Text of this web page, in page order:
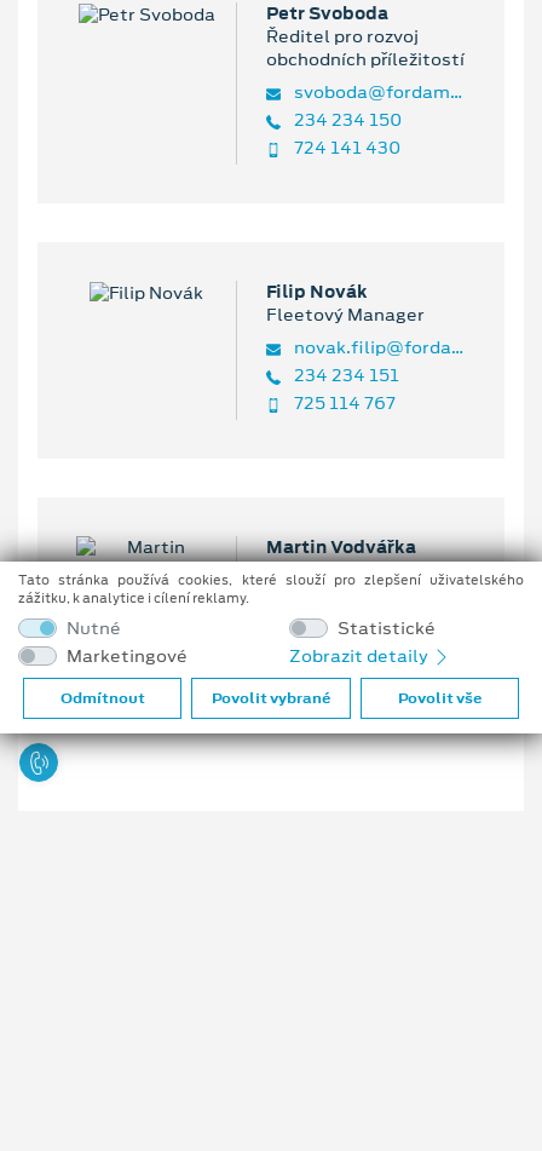
Petr Svoboda
Ředitel pro rozvoj
obchodních příležitostí
svoboda@fordamb.cz
234 234 150
724 141 430
Filip Novák
Fleetový Manager
novak.filip@fordamb.cz
234 234 151
725 114 767
Martin Vodvářka
Fleetový Manager
234 234 152
725 929 063
Tato stránka používá cookies, které slouží pro zlepšení uživatelského
zážitku, k analytice i cílení reklamy.
Nutné
Statistické
Marketingové
Zobrazit detaily
Odmítnout Povolit vybrané Povolit vše